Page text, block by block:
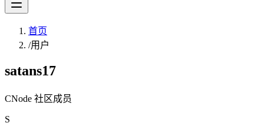
首页
/用户
satans17
CNode 社区成员
S